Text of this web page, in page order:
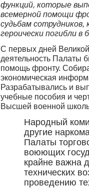
функций, которые
всемерной помощи
судьбам
героически погибли в
С первых дней
деятельность Палаты
помощь фронту.
экономическая
Разрабатывались и
учебные пособия и
Высшей военной
Народный
другие
Палаты
воюющих
крайне важна
технических
проведению